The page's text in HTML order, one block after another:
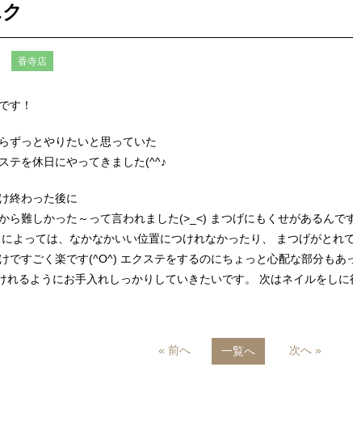
香寺店
す！
ずっとやりたいと思っていた
テを休日にやってきました(^^♪
終わった後に
ら難しかった～って言われました(>_<) まつげにもくせがあるんで
によっては、なかなかいい位置につけれなかったり、 まつげがとれ
ですごく楽です(^O^) エクステをするのにちょっと心配な部分も
れるようにお手入れしっかりしていきたいです。 次はネイルをし
« 前へ 一覧へ 次へ »